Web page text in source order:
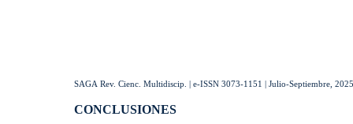
SAGA Rev. Cienc. Multidiscip. | e-ISSN 3073-1151 | Julio-Septiembre,
CONCLUSIONES